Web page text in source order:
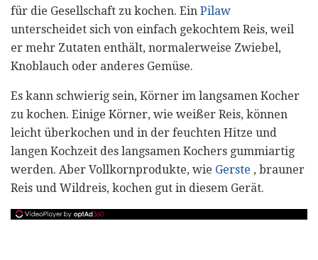
für die Gesellschaft zu kochen. Ein Pilaw
unterscheidet sich von einfach gekochtem Reis, weil
er mehr Zutaten enthält, normalerweise Zwiebel,
Knoblauch oder anderes Gemüse.
Es kann schwierig sein, Körner im langsamen Kocher
zu kochen. Einige Körner, wie weißer Reis, können
leicht überkochen und in der feuchten Hitze und
langen Kochzeit des langsamen Kochers gummiartig
werden. Aber Vollkornprodukte, wie Gerste , brauner
Reis und Wildreis, kochen gut in diesem Gerät.